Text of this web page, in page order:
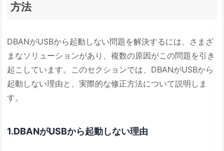
方法
DBANがUSBから起動しない問題を解決するには、さまざ
まなソリューションがあり、複数の原因がこの問題を引き
起こしています。このセクションでは、DBANがUSBから
起動しない理由と、実際的な修正方法について説明しま
す。
1.DBANがUSBから起動しない理由